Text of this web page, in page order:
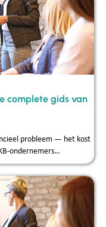
complete gids van
probleem — het kost
ondernemers…